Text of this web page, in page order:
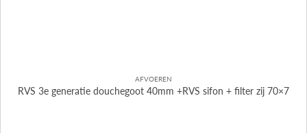
AFVOEREN
RVS 3e generatie douchegoot 40mm +RVS sifon + filter zij 70×7